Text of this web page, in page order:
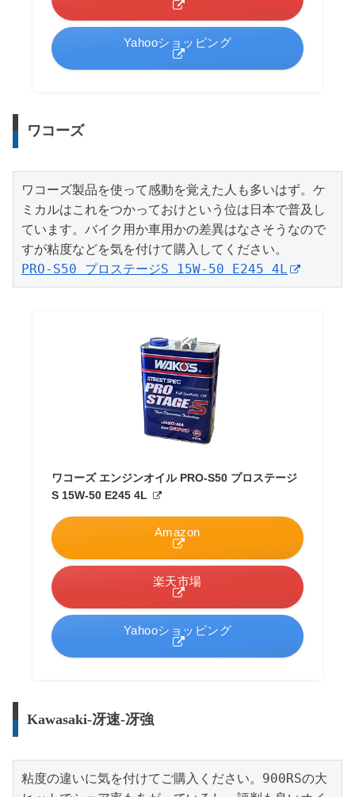
Yahooショッピング
ワコーズ
ワコーズ製品を使って感動を覚えた人も多いはず。ケ
ミカルはこれをつかっておけという位は日本で普及し
ています。バイク用か車用かの差異はなさそうなので
PRO-S50 プロステージS 15W-50 E245 4L
ワコーズ エンジンオイル PRO-S50 プロステージ
S 15W-50 E245 4L
Amazon
楽天市場
Yahooショッピング
Kawasaki-冴速-冴強
粘度の違いに気を付けてご購入ください。900RSの大